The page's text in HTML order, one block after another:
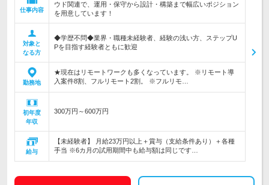
仕事内容
ウド関連で、運用・保守から設計・構築まで幅広いポジション
を用意しています！
対象と
なる方
◆学歴不問◆業界・職種未経験者、経験の浅い方、ステップU
Pを目指す経験者ともに歓迎
勤務地
★現在はリモートワークも多くなっています。 ※リモート導
入案件8割、フルリモート2割。 ※フルリモ…
初年度
年収
300万円～600万円
給与
【未経験者】 月給23万円以上＋賞与（支給条件あり）＋各種
手当 ※6カ月の試用期間中も給与額は同じです…